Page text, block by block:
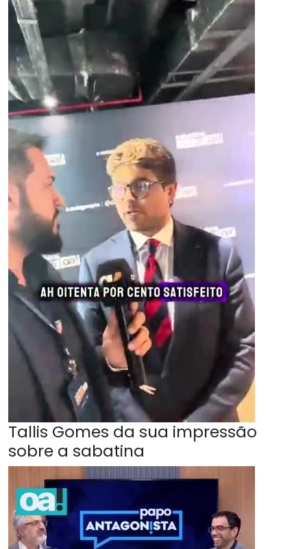
Tallis Gomes da sua impressão
sobre a sabatina